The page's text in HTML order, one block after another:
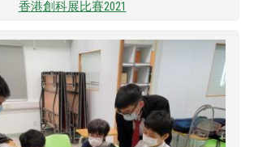
香港創科展比賽2021